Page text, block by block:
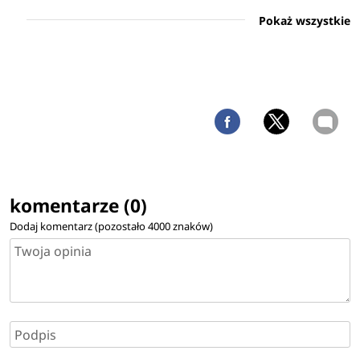
Pokaż wszystkie
komentarze (0)
Dodaj komentarz (pozostało4000znaków)